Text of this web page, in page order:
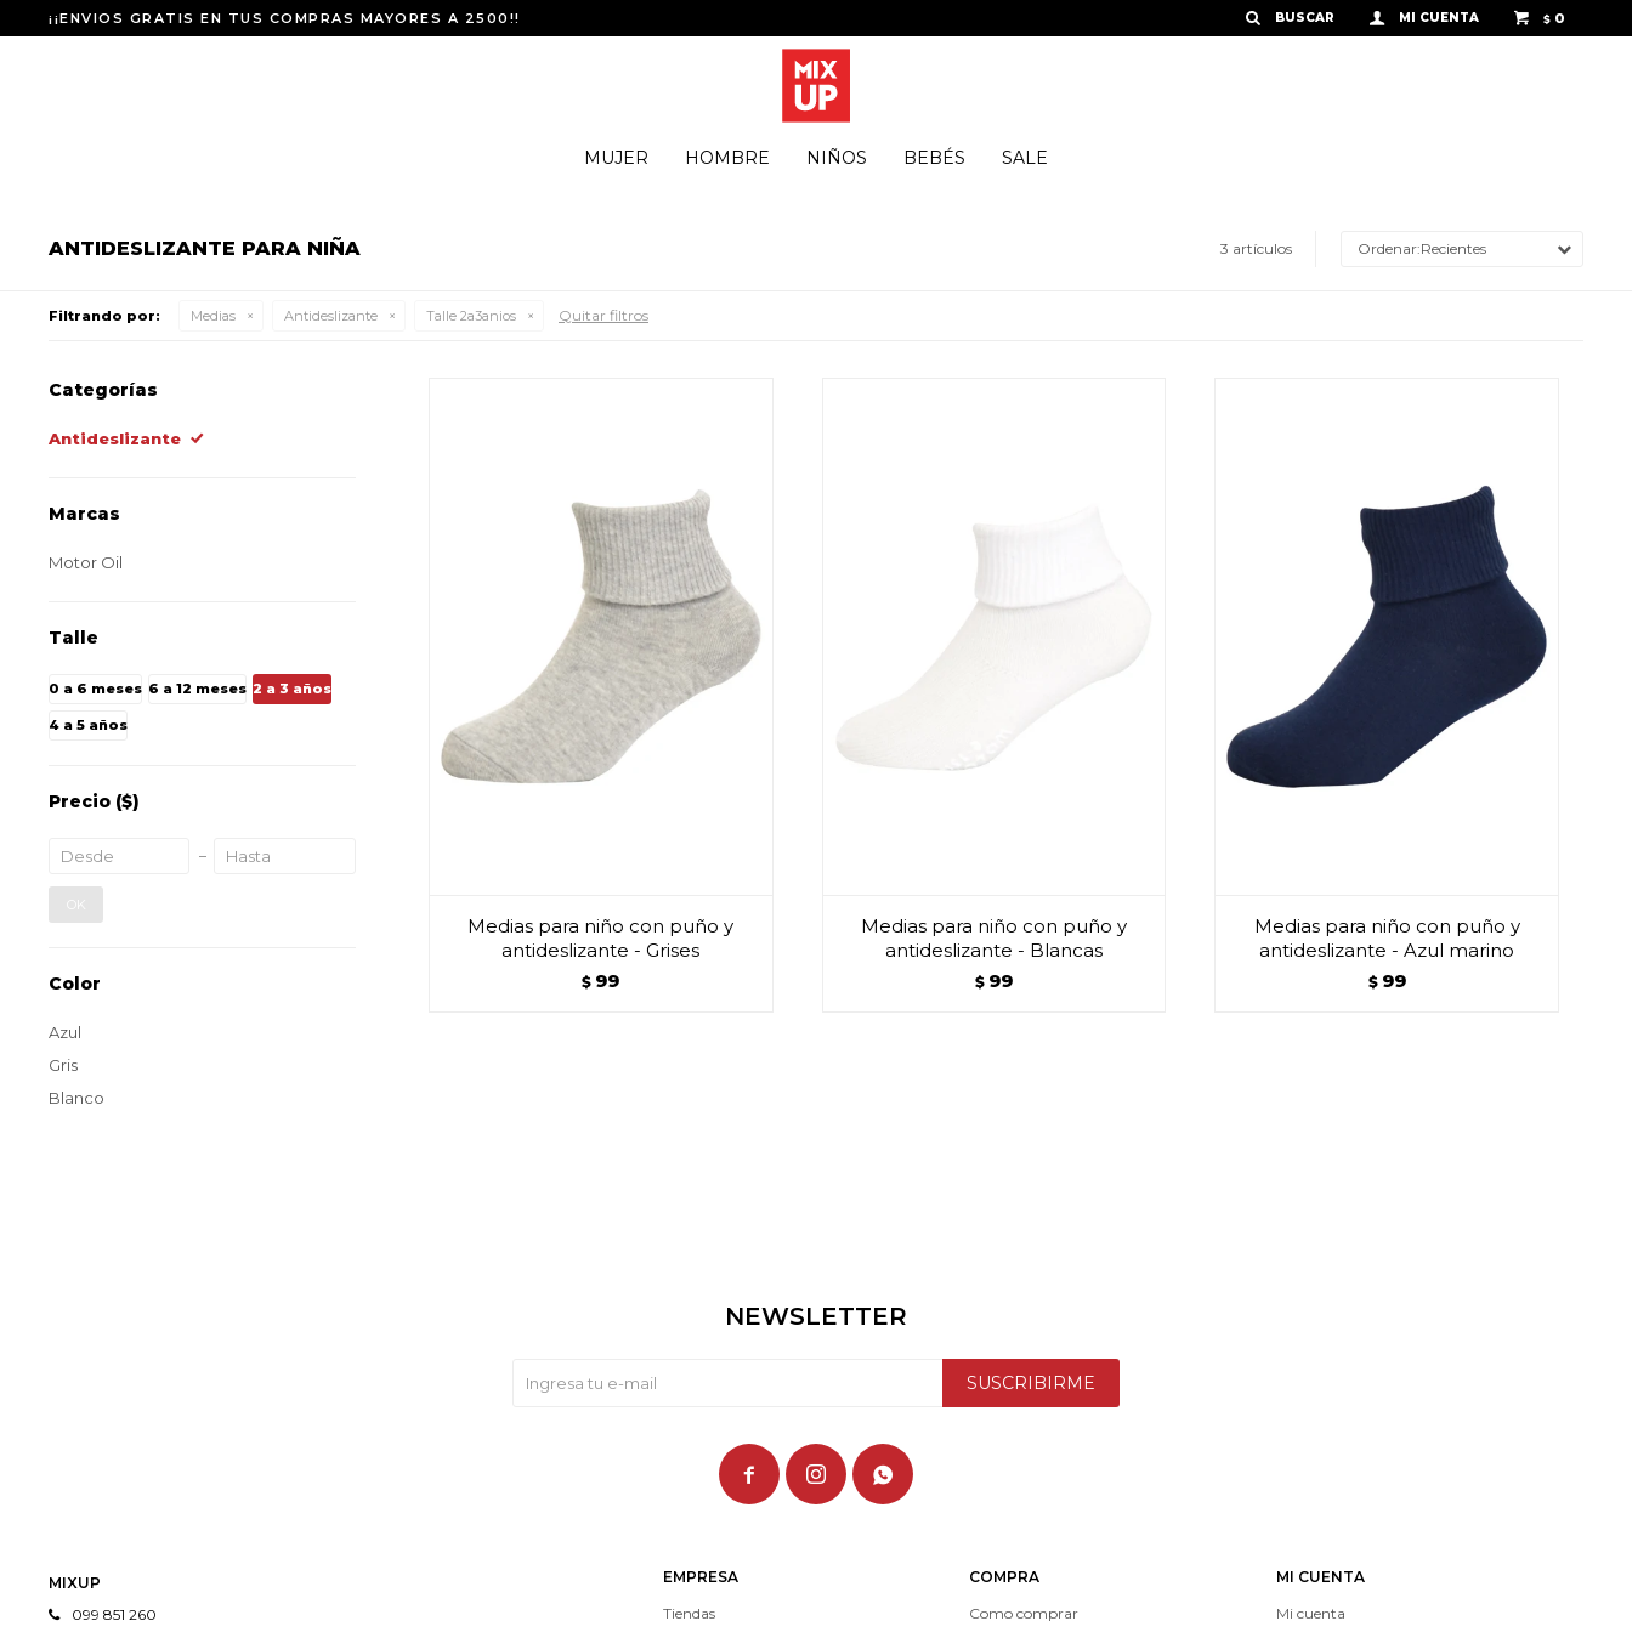
MUJER HOMBRE NIÑOS BEBÉS SALE
$ 0
¡¡ENVIOS GRATIS EN TUS COMPRAS MAYORES A 2500!!
ANTIDESLIZANTE PARA NIÑA 3 artículos Recientes
Filtrando por: Medias Antideslizante Talle 2a3anios Quitar filtros
Medias para niño con puño y
antideslizante - Grises
$ 99
Medias para niño con puño y
antideslizante - Blancas
$ 99
Medias para niño con puño y
antideslizante - Azul marino
$ 99
Categorías
Antideslizante
Marcas
Motor Oil
Talle
0 a 6 meses 6 a 12 meses 2 a 3 años
4 a 5 años
Precio ($)
OK
Color
Azul
Gris
Blanco
MIXUP
099 851 260
EMPRESA
Tiendas
COMPRA
Como comprar
MI CUENTA
Mi cuenta
NEWSLETTER
SUSCRIBIRME
  